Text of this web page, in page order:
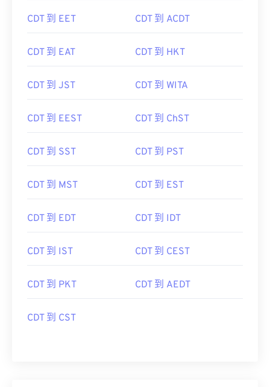
CDT 到 EET CDT 到 ACDT
CDT 到 EAT CDT 到 HKT
CDT 到 JST CDT 到 WITA
CDT 到 EEST CDT 到 ChST
CDT 到 SST CDT 到 PST
CDT 到 MST CDT 到 EST
CDT 到 EDT CDT 到 IDT
CDT 到 IST CDT 到 CEST
CDT 到 PKT CDT 到 AEDT
CDT 到 CST